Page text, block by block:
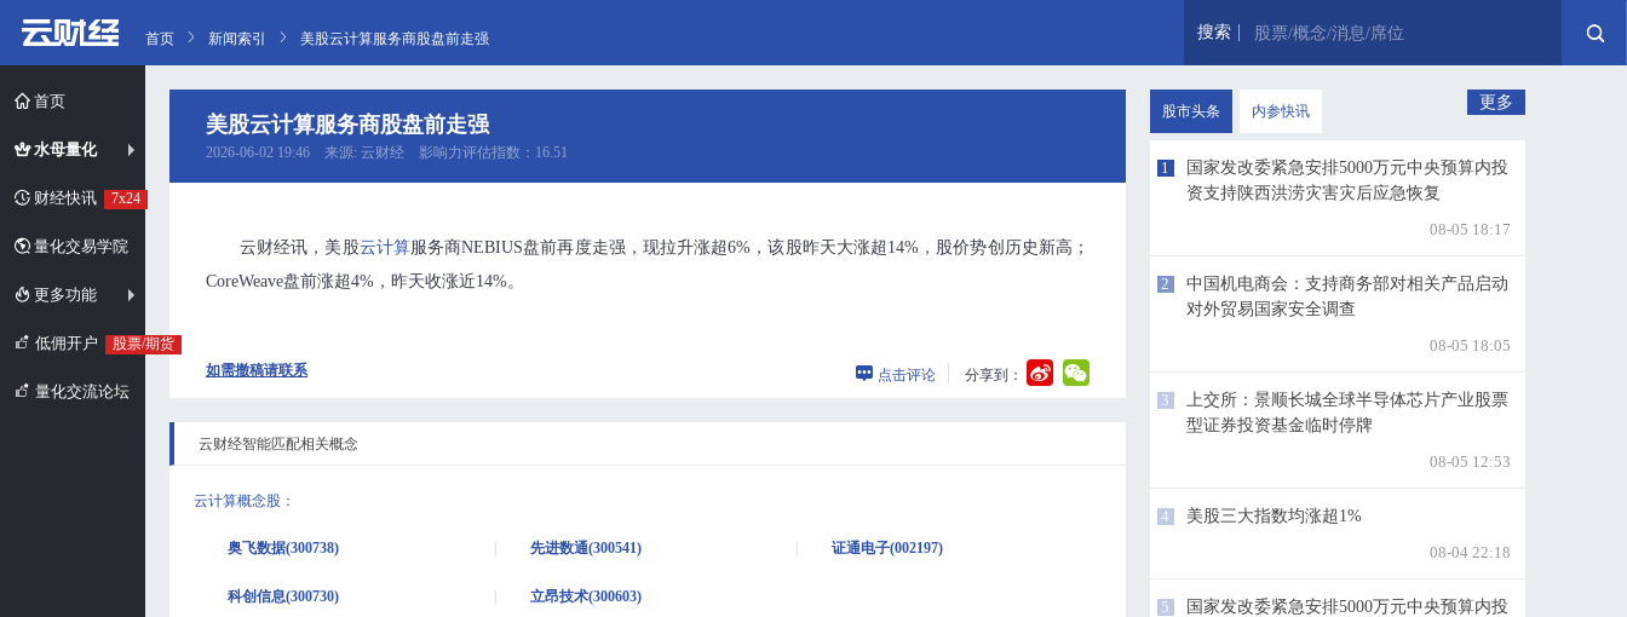
首页
水母量化
财经快讯 7x24
量化交易学院
更多功能
低佣开户 股票/期货
量化交流论坛
首页 新闻索引 美股云计算服务商股盘前走强 搜索 股票/概念/消息/席位
美股云计算服务商股盘前走强
2026-06-02 19:46 来源: 云财经 影响力评估指数：16.51
云财经讯，美股云计算服务商NEBIUS盘前再度走强，现拉升涨超6%，该股昨天大涨超14%，股价势创历史新高；
CoreWeave盘前涨超4%，昨天收涨近14%。
如需撤稿请联系 点击评论 分享到：
云财经智能匹配相关概念
云计算概念股 ：
奥飞数据(300738) 先进数通(300541) 证通电子(002197)
科创信息(300730) 立昂技术(300603)
股市头条 内参快讯 更多
1
国家发改委紧急安排5000万元中央预算内投
资支持陕西洪涝灾害灾后应急恢复
08-05 18:17
2
中国机电商会：支持商务部对相关产品启动
对外贸易国家安全调查
08-05 18:05
3
上交所：景顺长城全球半导体芯片产业股票
型证券投资基金临时停牌
08-05 12:53
4
美股三大指数均涨超1%
08-04 22:18
5
国家发改委紧急安排5000万元中央预算内投